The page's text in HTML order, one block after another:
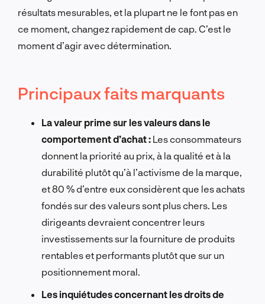
résultats mesurables, et la plupart ne le font pas en
ce moment, changez rapidement de cap. C’est le
moment d’agir avec détermination.
Principaux faits marquants
La valeur prime sur les valeurs dans le
comportement d’achat : Les consommateurs
donnent la priorité au prix, à la qualité et à la
durabilité plutôt qu’à l’activisme de la marque,
et 80 % d’entre eux considèrent que les achats
fondés sur des valeurs sont plus chers. Les
dirigeants devraient concentrer leurs
investissements sur la fourniture de produits
rentables et performants plutôt que sur un
positionnement moral.
Les inquiétudes concernant les droits de